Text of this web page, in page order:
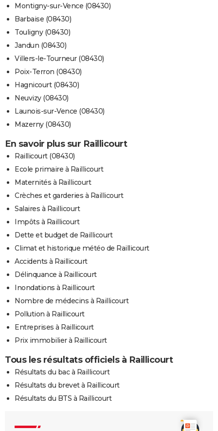
Montigny-sur-Vence (08430)
Barbaise (08430)
Touligny (08430)
Jandun (08430)
Villers-le-Tourneur (08430)
Poix-Terron (08430)
Hagnicourt (08430)
Neuvizy (08430)
Launois-sur-Vence (08430)
Mazerny (08430)
En savoir plus sur Raillicourt
Raillicourt (08430)
Ecole primaire à Raillicourt
Maternités à Raillicourt
Crèches et garderies à Raillicourt
Salaires à Raillicourt
Impôts à Raillicourt
Dette et budget de Raillicourt
Climat et historique météo de Raillicourt
Accidents à Raillicourt
Délinquance à Raillicourt
Inondations à Raillicourt
Nombre de médecins à Raillicourt
Pollution à Raillicourt
Entreprises à Raillicourt
Prix immobilier à Raillicourt
Tous les résultats officiels à Raillicourt
Résultats du bac à Raillicourt
Résultats du brevet à Raillicourt
Résultats du BTS à Raillicourt